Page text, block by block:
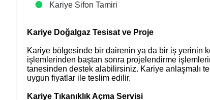
Kariye Sifon Tamiri
Kariye Doğalgaz Tesisat ve Proje
Kariye bölgesinde bir dairenin ya da bir iş yerinin
işlemlerinden baştan sonra projelendirme
tanesinden destek alabilirsiniz. Kariye anlaşmalı
uygun fiyatlar ile teslim edilir.
Kariye Tıkanıklık Açma Servisi